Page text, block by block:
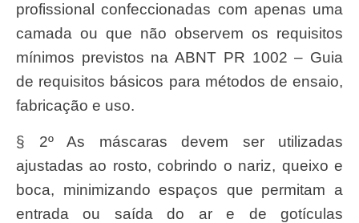
profissional confeccionadas com apenas uma
camada ou que não observem os requisitos
mínimos previstos na ABNT PR 1002 – Guia
de requisitos básicos para métodos de ensaio,
fabricação e uso.
§ 2º As máscaras devem ser utilizadas
ajustadas ao rosto, cobrindo o nariz, queixo e
boca, minimizando espaços que permitam a
entrada ou saída do ar e de gotículas